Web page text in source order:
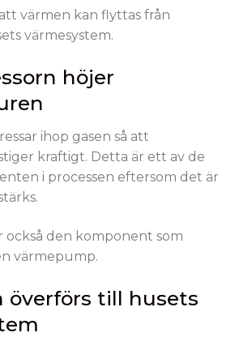
värmen kan flyttas från
värmesystem.
höjer
ihop gasen så att
kraftigt. Detta är ett av de
i processen eftersom det är
också den komponent som
värmepump.
överförs till husets